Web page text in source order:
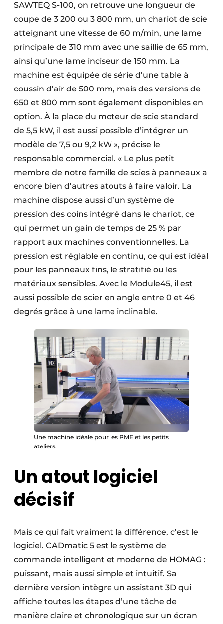
SAWTEQ S-100, on retrouve une longueur de
coupe de 3 200 ou 3 800 mm, un chariot de scie
atteignant une vitesse de 60 m/min, une lame
principale de 310 mm avec une saillie de 65 mm,
ainsi qu’une lame inciseur de 150 mm. La
machine est équipée de série d’une table à
coussin d’air de 500 mm, mais des versions de
650 et 800 mm sont également disponibles en
option. À la place du moteur de scie standard
de 5,5 kW, il est aussi possible d’intégrer un
modèle de 7,5 ou 9,2 kW », précise le
responsable commercial. « Le plus petit
membre de notre famille de scies à panneaux a
encore bien d’autres atouts à faire valoir. La
machine dispose aussi d’un système de
pression des coins intégré dans le chariot, ce
qui permet un gain de temps de 25 % par
rapport aux machines conventionnelles. La
pression est réglable en continu, ce qui est idéal
pour les panneaux fins, le stratifié ou les
matériaux sensibles. Avec le Module45, il est
aussi possible de scier en angle entre 0 et 46
degrés grâce à une lame inclinable.
Une machine idéale pour les PME et les petits
ateliers.
Un atout logiciel
décisif
Mais ce qui fait vraiment la différence, c’est le
logiciel. CADmatic 5 est le système de
commande intelligent et moderne de HOMAG :
puissant, mais aussi simple et intuitif. Sa
dernière version intègre un assistant 3D qui
affiche toutes les étapes d’une tâche de
manière claire et chronologique sur un écran